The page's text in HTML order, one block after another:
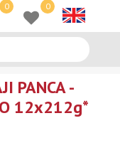
0 0
PANCA -
12x212g*